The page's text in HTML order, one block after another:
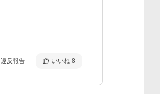
違反報告 いいね 8